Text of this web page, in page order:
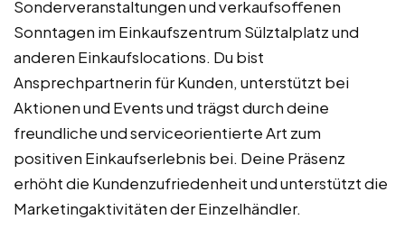
Sonderveranstaltungen und verkaufsoffenen
Sonntagen im Einkaufszentrum Sülztalplatz und
anderen Einkaufslocations. Du bist
Ansprechpartnerin für Kunden, unterstützt bei
Aktionen und Events und trägst durch deine
freundliche und serviceorientierte Art zum
positiven Einkaufserlebnis bei. Deine Präsenz
erhöht die Kundenzufriedenheit und unterstützt die
Marketingaktivitäten der Einzelhändler.